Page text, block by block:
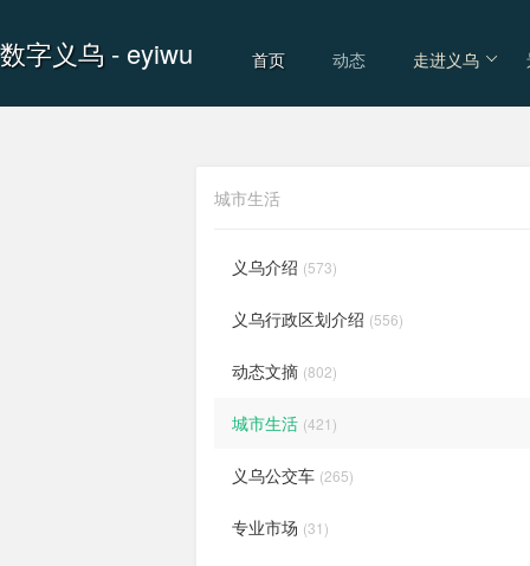
数字义乌 - eyiwu 首页 动态 走进义乌
城市生活
义乌介绍 (573)
义乌行政区划介绍 (556)
动态文摘 (802)
城市生活 (421)
义乌公交车 (265)
专业市场 (31)